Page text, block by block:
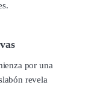
por una
revela